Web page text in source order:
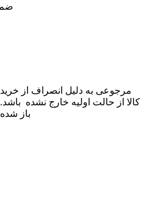
کالا از حالت اولیه خارج نشده
باز